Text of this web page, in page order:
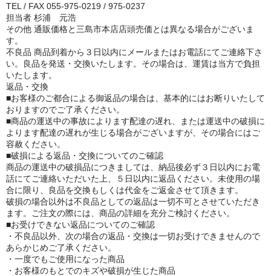
TEL / FAX 055-975-0219 / 975-0237
担当者 杉浦 元浩
その他 通販価格と三島市本店店頭売価とは異なる場合がございま
す。
不良品 商品到着から３日以内にメールまたはお電話にてご連絡下さ
い。良品を発送・交換いたします。その場合は、運賃は当方で負担
いたします。
返品・交換
■お客様のご都合による御返品の場合は、基本的にはお断りいたして
おりますのでご了承ください。
■商品の運送中の事故によります配達の遅れ、または運送中の破損に
よります配達の遅れが生じる場合がございますが、その場合にはご
容赦ください。
■破損による返品・交換についてのご確認
商品の運送中の破損品につきましては、納品後必ず３日以内にお電
話にてご連絡いただいた上、５日以内に返品ください。未使用の場
合に限り、良品を交換もしくは代金をご返金させて頂きます。
破損の場合以外は不良品としての返品は一切不可とさせていただき
ます。ご注文の際には、商品の詳細を充分ご検討ください。
■お受けできない返品についてのご確認
・不良品以外、次の場合の返品・交換は一切お受けできませんので
あらかじめご了承ください。
・一度でもご使用になった商品
・お客様のもとでのキズや破損が生じた商品